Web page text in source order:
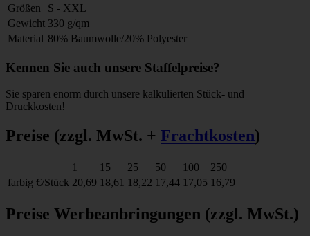
Größen
S - XXL
Gewicht 330 g/qm
Material 80% Baumwolle/20% Polyester
Kennen Sie auch unsere Staffelpreise?
Sie sparen enorm durch unsere kalkulierten Stück- und
Druckkosten!
Preise (zzgl. MwSt. + Frachtkosten)
1 15 25 50 100
250
farbig €/Stück 20,69 18,61 18,22 17,44 17,05 16,79
Preise Werbeanbringungen (zzgl. MwSt.)